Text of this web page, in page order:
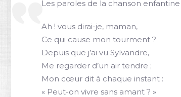
Les paroles de la chanson
Ah ! vous dirai-je, maman,
Ce qui cause mon tourment ?
Depuis que j’ai vu Sylvandre,
Me regarder d’un air tendre ;
Mon cœur dit à chaque instant :
« Peut-on vivre sans amant ? »